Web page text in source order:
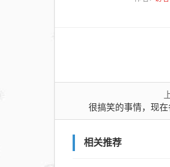
很搞笑的事情，现
相关推荐